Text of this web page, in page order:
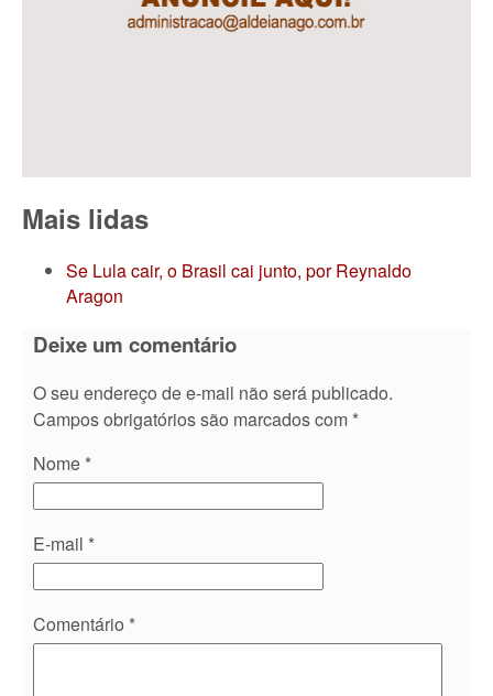
Mais lidas
Se Lula cair, o Brasil cai junto, por Reynaldo
Aragon
Deixe um comentário
O seu endereço de e-mail não será publicado.
Campos obrigatórios são marcados com *
Nome *
E-mail *
Comentário *